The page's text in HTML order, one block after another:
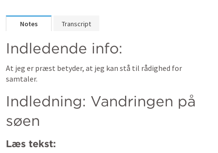
Notes Transcript
Indledende info:
At jeg er præst betyder, at jeg kan stå til rådighed for
samtaler.
Indledning: Vandringen på
søen
Læs tekst: